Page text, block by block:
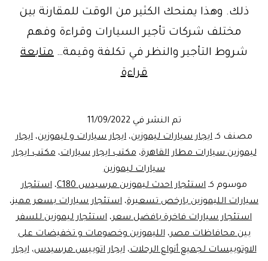
ذلك. وهذا يمنحك الكثير من الوقت للمقارنة بين
مختلف شركات تأجير السيارات وقراءة وفهم
شروط التأجير والنظر في تكلفة وقيمة… متابعة
قراءةاستئجار
للقيام
برحلة..الاوراق
المطلوبة
تم النشر في 11/09/2022
مصنف كـ ايجار سيارات ليموزين، ايجار سيارات و ليموزين، ايجار
ليموزين سيارات مطار القاهرة،مكتب ايجار سيارات،مكتب ايجار
سيارات ليموزين
موسوم كـ استئجار احدث ليموزين مرسيدس C180 ، استئجار
سيارات الليموزين بارخص تسعيرة، استئجار سيارات بسعر مميز،
استئجار سيارات فاخرة بافضل سعر، استئجار ليموزين للسفر
بين محافاظات مصر،الليموزين وخصومات و تخفيضات على
الاوتوبيسات لجميع أنواع الرحلات،ايجار اتوبيس مرسيدس،ايجار